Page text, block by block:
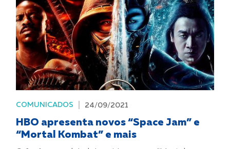
COMUNICADOS 24/09/2021
HBO apresenta novos “Space Jam” e
“Mortal Kombat” e mais